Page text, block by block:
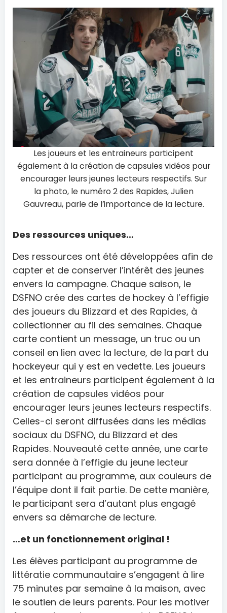
Les joueurs et les entraineurs participent
également à la création de capsules vidéos pour
encourager leurs jeunes lecteurs respectifs. Sur
la photo, le numéro 2 des Rapides, Julien
Gauvreau, parle de l’importance de la lecture.
Des ressources uniques…
Des ressources ont été développées afin de
capter et de conserver l’intérêt des jeunes
envers la campagne. Chaque saison, le
DSFNO crée des cartes de hockey à l’effigie
des joueurs du Blizzard et des Rapides, à
collectionner au fil des semaines. Chaque
carte contient un message, un truc ou un
conseil en lien avec la lecture, de la part du
hockeyeur qui y est en vedette. Les joueurs
et les entraineurs participent également à la
création de capsules vidéos pour
encourager leurs jeunes lecteurs respectifs.
Celles-ci seront diffusées dans les médias
sociaux du DSFNO, du Blizzard et des
Rapides. Nouveauté cette année, une carte
sera donnée à l’effigie du jeune lecteur
participant au programme, aux couleurs de
l’équipe dont il fait partie. De cette manière,
le participant sera d’autant plus engagé
envers sa démarche de lecture.
…et un fonctionnement original !
Les élèves participant au programme de
littératie communautaire s’engagent à lire
75 minutes par semaine à la maison, avec
le soutien de leurs parents. Pour les motiver